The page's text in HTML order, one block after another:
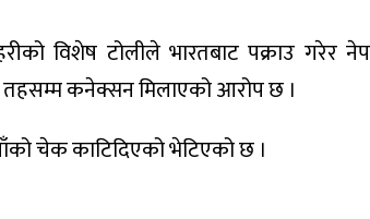
विशेष टोलीले भारतबाट पक्राउ गरेर
कनेक्सन मिलाएको आरोप छ ।
चेक काटिदिएको भेटिएको छ ।